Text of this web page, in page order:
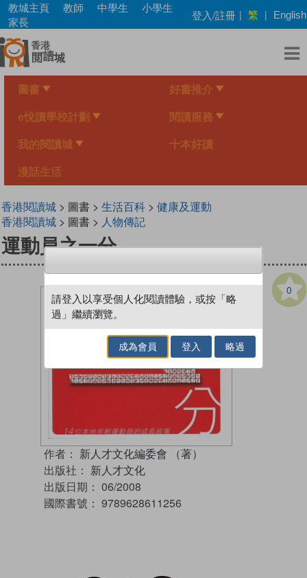
Skip
main
content
教城主頁 教師 中學生
小學生
家長
登入/註冊 | 繁 | English
圖書 好書推介
e悅讀學校計劃 閱讀服務
我的閱讀城 十本好讀
漫話生活
香港閱讀城> 圖書 > 生活百科> 健康及運動
香港閱讀城> 圖書 > 人物傳記
運動員之一分
0
作者： 新人才文化編委會 （著）
出版社： 新人才文化
出版日期： 06/2008
國際書號： 9789628611256
請登入以享受個人化閱讀體驗，或按「略
過」繼續瀏覽。
成為會員 登入 略過